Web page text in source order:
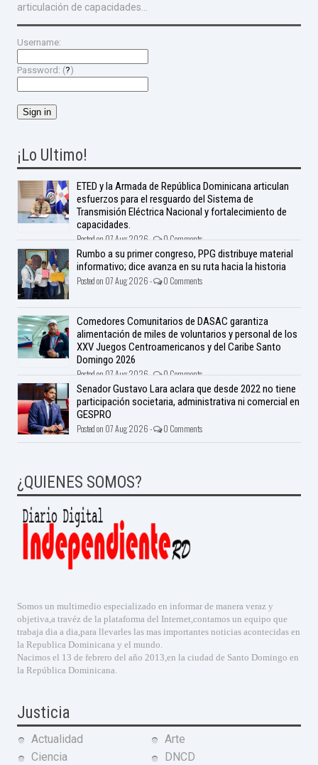
articulación de capacidades...
Username:
Password: (?)
¡Lo Ultimo!
ETED y la Armada de República Dominicana articulan
esfuerzos para el resguardo del Sistema de
Transmisión Eléctrica Nacional y fortalecimiento de
capacidades.
Posted on 07 Aug 2026 - 0 Comments
Rumbo a su primer congreso, PPG distribuye material
informativo; dice avanza en su ruta hacia la historia
Posted on 07 Aug 2026 - 0 Comments
Comedores Comunitarios de DASAC garantiza
alimentación de miles de voluntarios y personal de los
XXV Juegos Centroamericanos y del Caribe Santo
Domingo 2026
Posted on 07 Aug 2026 - 0 Comments
Senador Gustavo Lara aclara que desde 2022 no tiene
participación societaria, administrativa ni comercial en
GESPRO
Posted on 07 Aug 2026 - 0 Comments
¿QUIENES SOMOS?
Somos un multimedio especializado en informar de manera veraz y
objetiva,a travéz de la plataforma del Internet,contamos un equipo que
trabaja dia a dia,para llevarles las mas importantes noticias acontecidas en
la Republica Dominicana y el mundo.
Nacimos el 13 de febrero del año 2013,en la ciudad de Santo Domingo en
la República Dominicana.
Justicia
Actualidad
Arte
Ciencia
DNCD